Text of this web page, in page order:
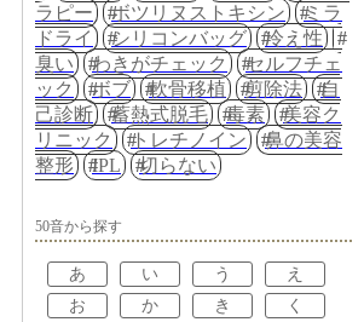
ラピー
ボツリヌストキシン
ミラ
ドライ
シリコンバッグ
冷え性
臭い
わきがチェック
セルフチェ
ック
ボブ 軟骨移植 剪除法
自
己診断
蓄熱式脱毛 毒素
美容ク
リニック
トレチノイン
鼻の美容
整形
IPL 切らない
50音から探す
あ い う
え
お
か き
く